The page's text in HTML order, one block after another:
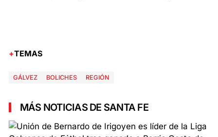
TEMAS
GÁLVEZ BOLICHES REGIÓN
MÁS NOTICIAS DE SANTA FE